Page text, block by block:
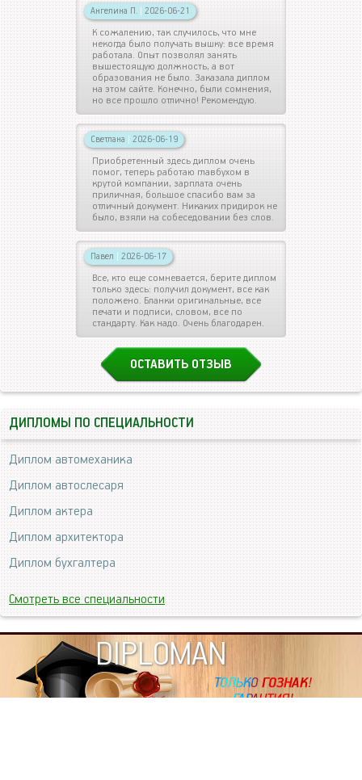
Ангелина П. | 2026-06-21
К сожалению, так случилось, что мне
некогда было получать вышку: все время
работала. Опыт позволял занять
вышестоящую должность, а вот
образования не было. Заказала диплом
на этом сайте. Конечно, были сомнения,
но все прошло отлично! Рекомендую.
Светлана | 2026-06-19
Приобретенный здесь диплом очень
помог, теперь работаю главбухом в
крутой компании, зарплата очень
приличная, большое спасибо вам за
отличный документ. Никаких придирок не
было, взяли на собеседовании без слов.
Павел | 2026-06-17
Все, кто еще сомневается, берите диплом
только здесь: получил документ, все как
положено. Бланки оригинальные, все
печати и подписи, словом, все по
стандарту. Как надо. Очень благодарен.
ОСТАВИТЬ ОТЗЫВ
ДИПЛОМЫ ПО СПЕЦИАЛЬНОСТИ
Диплом автомеханика
Диплом автослесаря
Диплом актера
Диплом архитектора
Диплом бухгалтера
Смотреть все специальности
DIPLOMAN